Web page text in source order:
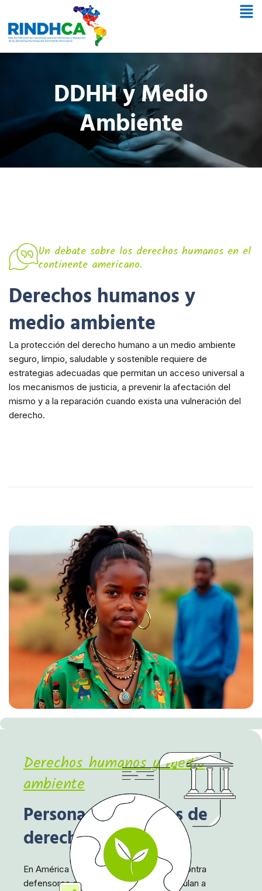
DDHH y Medio
Ambiente
Un debate sobre los derechos humanos en el
continente americano.
Derechos humanos y
medio ambiente
La protección del derecho humano a un medio ambiente
seguro, limpio, saludable y sostenible requiere de
estrategias adecuadas que permitan un acceso universal a
los mecanismos de justicia, a prevenir la afectación del
mismo y a la reparación cuando exista una vulneración del
derecho.
Derechos humanos y medio
ambiente
Personas defensoras de
derechos humanos
En América Latina, muchas agresiones contra
defensores del medio ambiente se vinculan a